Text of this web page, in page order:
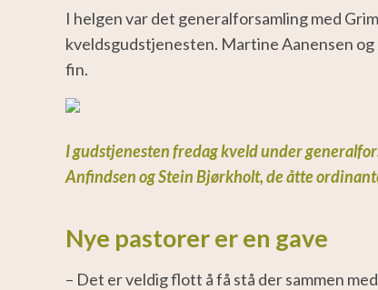
I helgen var det generalforsamling med
kveldsgudstjenesten. Martine Aanensen
fin.
I gudstjenesten fredag kveld under
Anfindsen og Stein Bjørkholt, de åtte
Nye pastorer er en gave
– Det er veldig flott å få stå der sammen